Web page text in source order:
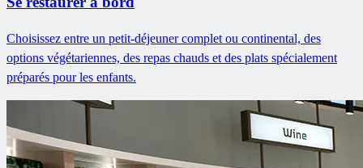
Choisissez entre un petit-déjeuner complet ou continental, des
options végétariennes, des repas chauds et des plats spécialement
préparés pour les enfants.